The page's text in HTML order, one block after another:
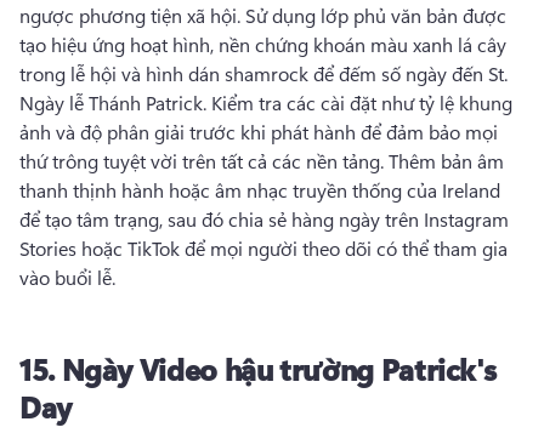
ngược phương tiện xã hội. Sử dụng lớp phủ văn bản được
tạo hiệu ứng hoạt hình, nền chứng khoán màu xanh lá cây
Ngày lễ Thánh Patrick. Kiểm tra các cài đặt như tỷ lệ khung
ảnh và độ phân giải trước khi phát hành để đảm bảo mọi
thứ trông tuyệt vời trên tất cả các nền tảng. Thêm bản âm
thanh thịnh hành hoặc âm nhạc truyền thống của Ireland
để tạo tâm trạng, sau đó chia sẻ hàng ngày trên Instagram
Stories hoặc TikTok để mọi người theo dõi có thể tham gia
vào buổi lễ.
15.NgàyVideo hậu trường Patrick's
Day